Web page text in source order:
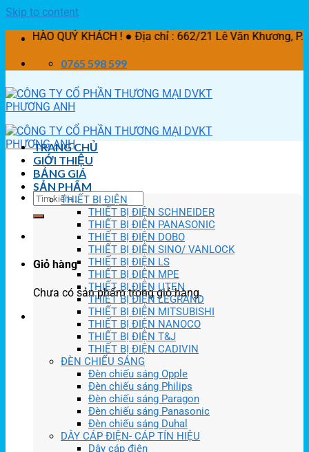
Skip to content
CHÀO QUÝ KHÁCH ! ● Địa chỉ : 662/21 Lê Văn Khương, P.
0765 598 599
Giỏ hàng
Chưa có sản phẩm trong giỏ hàng.
TRANG CHỦ
GIỚI THIỆU
BẢNG GIÁ
SẢN PHẨM
THIẾT BỊ ĐIỆN
THIẾT BỊ ĐIỆN SCHNEIDER
THIẾT BỊ ĐIỆN PANASONIC
THIẾT BỊ ĐIỆN DOBO
THIẾT BỊ ĐIỆN SINO/ VANLOCK
THIẾT BỊ ĐIỆN LS
THIẾT BỊ ĐIỆN MPE
THIẾT BỊ ĐIỆN UTEN
THIẾT BỊ ĐIỆN LEGRAND
THIẾT BỊ ĐIỆN MITSUBISHI
THIẾT BỊ ĐIỆN NANOCO
THIẾT BỊ ĐIỆN T&J
THIẾT BỊ ĐIỆN CADIVIN
ĐÈN CHIẾU SÁNG
Đèn chiếu sáng Opple
Đèn chiếu sáng Philips
Đèn chiếu sáng Paragon
Đèn chiếu sáng Panasonic
Đèn chiếu sáng Duhal
DÂY CÁP ĐIỆN- CÁP TÍN HIỆU
Dây cáp điện